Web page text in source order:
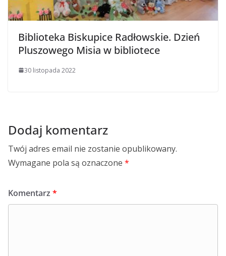
Biblioteka Biskupice Radłowskie. Dzień
Pluszowego Misia w bibliotece
30 listopada 2022
Dodaj komentarz
Twój adres email nie zostanie opublikowany.
Wymagane pola są oznaczone *
Komentarz *